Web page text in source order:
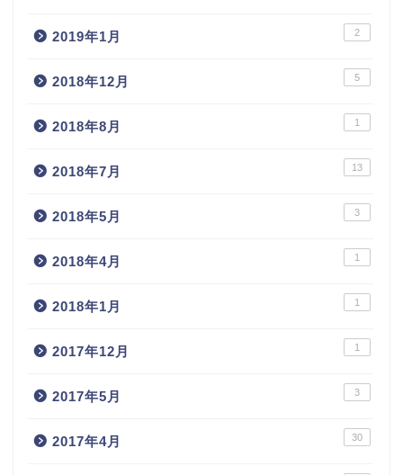
2019年1月 2
2018年12月 5
2018年8月 1
2018年7月 13
2018年5月 3
2018年4月 1
2018年1月 1
2017年12月 1
2017年5月 3
2017年4月 30